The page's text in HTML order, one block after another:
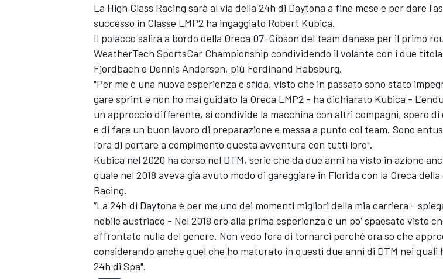
MONOPOSTO
La High Class Racing sarà al via della 24h di Daytona a fine mese e per dare
successo in Classe LMP2 ha ingaggiato Robert Kubica.
Il polacco salirà a bordo della Oreca 07-Gibson del team danese per il primo
WeatherTech SportsCar Championship condividendo il volante con i due
Fjordbach e Dennis Andersen, più Ferdinand Habsburg.
"Per me è una nuova esperienza e sfida, visto che in passato sono stato
gare sprint e non ho mai guidato la Oreca LMP2 - ha dichiarato Kubica -
un approccio differente, si condivide la macchina con altri compagni, spero di
e di fare un buon lavoro di preparazione e messa a punto col team. Sono
l'ora di portare a compimento questa avventura con tutti loro".
Kubica nel 2020 ha corso nel DTM, serie che da due anni ha visto in azione
quale nel 2018 aveva già avuto modo di gareggiare in Florida con la Oreca
Racing.
“La 24h di Daytona è per me uno dei momenti migliori della mia carriera -
nobile austriaco - Nel 2018 ero alla prima esperienza e un po' spaesato visto
affrontato nulla del genere. Non vedo l'ora di tornarci perché ora so che
considerando anche quel che ho maturato in questi due anni di DTM nei quali
24h di Spa".